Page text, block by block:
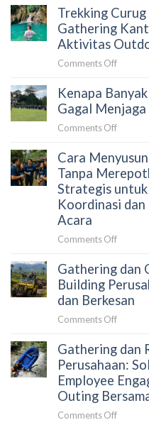
di
Sentul
Team
Building
yang
Secara
Alami
Curug
Leuwi
Hejo
yang
Tim
Secara
Alami
Trekking
Gathering
Aktivitas
Comments Offon
Curug
Leuwi
Hejo
Kantor:
HRD
Memilih
Outdoor
Kenapa
Gagal
Comments Offon
Banyak
Gagal
Peserta?
Cara
Tanpa
Strategis
Koordinasi
Acara
Comments Offon
untuk
Beban
Gathering dan
Building
dan Berkesan
Comments Offon
dan
Offroad
Bogor
untuk
Team
Building
Gathering dan
Perusahaan:
Employee
Outing
Comments Offon